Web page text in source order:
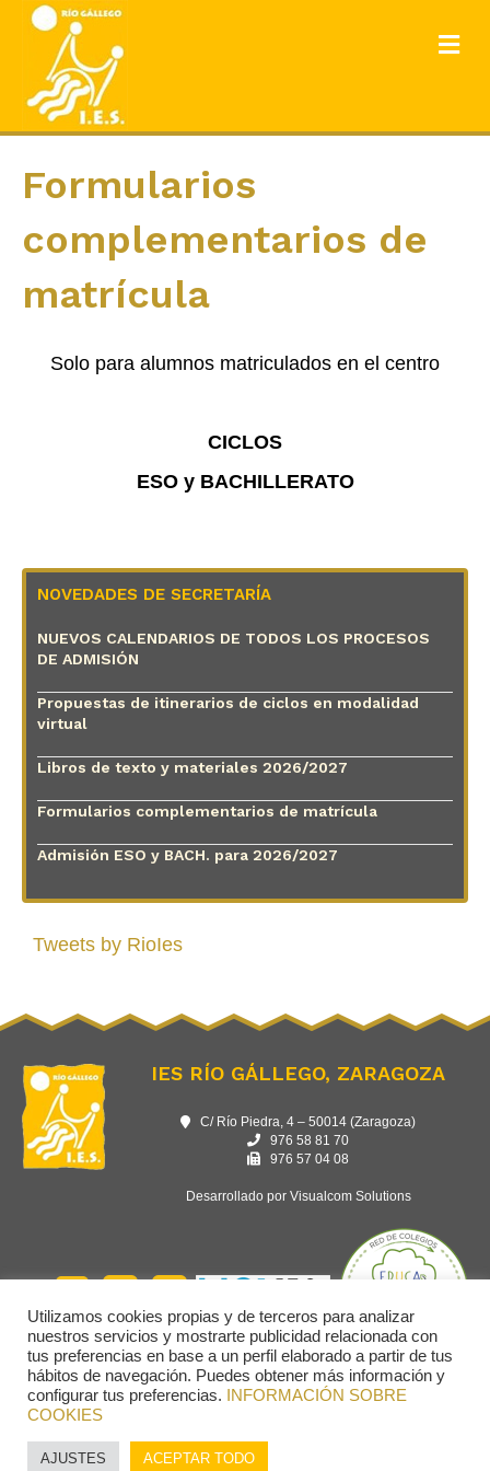
Formularios
complementarios de
matrícula
Solo para alumnos matriculados en el centro
CICLOS
ESO y BACHILLERATO
NOVEDADES DE SECRETARÍA
NUEVOS CALENDARIOS DE TODOS LOS PROCESOS
DE ADMISIÓN
Propuestas de itinerarios de ciclos en modalidad
virtual
Libros de texto y materiales 2026/2027
Formularios complementarios de matrícula
Admisión ESO y BACH. para 2026/2027
Tweets by RioIes
IES RÍO GÁLLEGO, ZARAGOZA
C/ Río Piedra, 4 – 50014 (Zaragoza)
976 58 81 70
976 57 04 08
Desarrollado por Visualcom Solutions
Utilizamos cookies propias y de terceros para analizar
nuestros servicios y mostrarte publicidad relacionada con
tus preferencias en base a un perfil elaborado a partir de tus
hábitos de navegación. Puedes obtener más información y
configurar tus preferencias.
INFORMACIÓN SOBRE
COOKIES
AJUSTES ACEPTAR TODO